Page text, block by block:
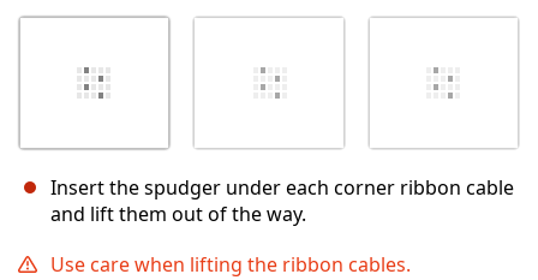
Insert the spudger under each corner ribbon cable
and lift them out of the way.
Use care when lifting the ribbon cables.